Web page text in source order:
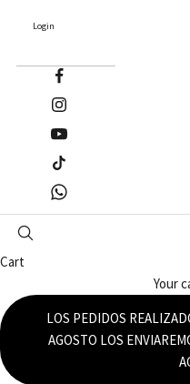
Login
Cart
Your
LOS PEDIDOS
AGOSTO LOS